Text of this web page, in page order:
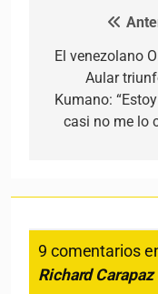
El venezolano
Aular
Kumano:
casi no me lo
9 comentarios
Richard Carapaz